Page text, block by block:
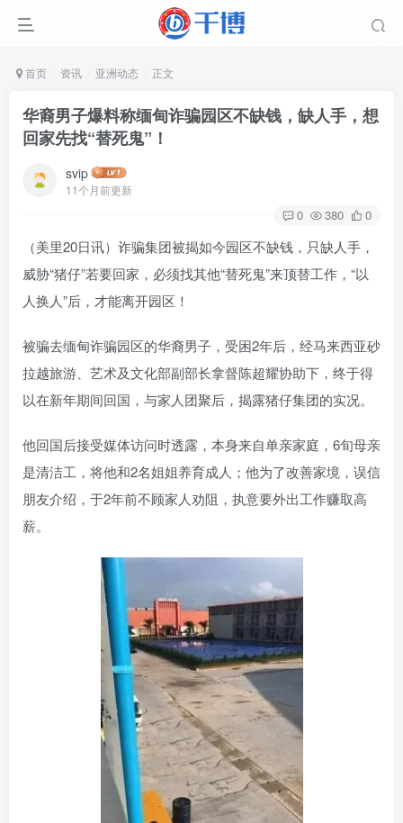
首页 资讯 亚洲动态 正文
华裔男子爆料称缅甸诈骗园区不缺钱，缺人手，想
回家先找“替死鬼”！
svip
11个月前更新
0 380 0
（美里20日讯）诈骗集团被揭如今园区不缺钱，只缺人手，
威胁“猪仔”若要回家，必须找其他“替死鬼”来顶替工作，“以
人换人”后，才能离开园区！
被骗去缅甸诈骗园区的华裔男子，受困2年后，经马来西亚砂
拉越旅游、艺术及文化部副部长拿督陈超耀协助下，终于得
以在新年期间回国，与家人团聚后，揭露猪仔集团的实况。
他回国后接受媒体访问时透露，本身来自单亲家庭，6旬母亲
是清洁工，将他和2名姐姐养育成人；他为了改善家境，误信
朋友介绍，于2年前不顾家人劝阻，执意要外出工作赚取高
薪。